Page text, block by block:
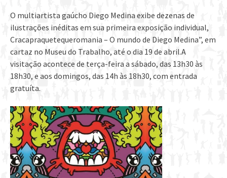
O multiartista gaúcho Diego Medina exibe dezenas de
ilustrações inéditas em sua primeira exposição individual,
Cracapraquetequeromania – O mundo de Diego Medina”, em
cartaz no Museu do Trabalho, até o dia 19 de abril.A
visitação acontece de terça-feira a sábado, das 13h30 às
18h30, e aos domingos, das 14h às 18h30, com entrada
gratuíta.